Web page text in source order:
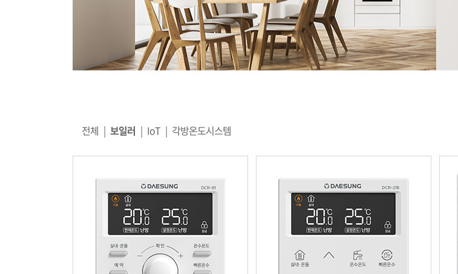
전체 | 보일러 | IoT | 각방온도시스템